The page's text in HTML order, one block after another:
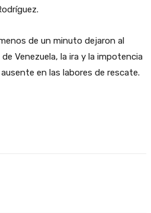
de un minuto dejaron al
Venezuela, la ira y la impotencia
en las labores de rescate.